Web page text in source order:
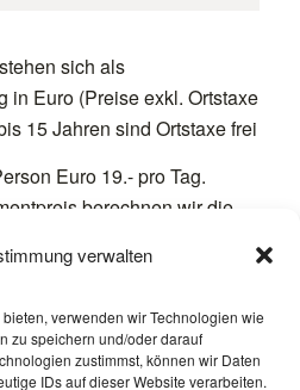
verwalten
verwenden wir Technologien wie
zu speichern und/oder darauf
zustimmst, können wir Daten
IDs auf dieser Website verarbeiten.
sich als
in Euro (Preise exkl. Ortstaxe
15 Jahren sind Ortstaxe frei
Euro 19.- pro Tag.
berechnen wir die
55,- / Appartement – Typ
im Haus frühstücken oder